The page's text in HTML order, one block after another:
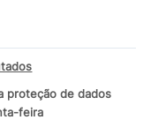
proteção de dados
feira